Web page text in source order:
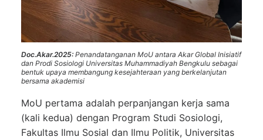
Doc.Akar.2025: Penandatanganan MoU antara Akar Global Inisiatif
dan Prodi Sosiologi Universitas Muhammadiyah Bengkulu sebagai
bentuk upaya membangung kesejahteraan yang berkelanjutan
bersama akademisi
MoU pertama adalah perpanjangan kerja sama
(kali kedua) dengan Program Studi Sosiologi,
Fakultas Ilmu Sosial dan Ilmu Politik, Universitas